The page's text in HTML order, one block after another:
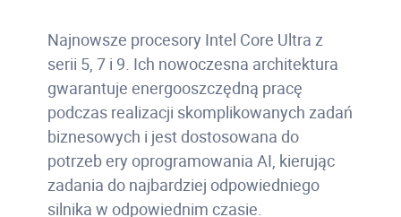
Najnowsze procesory Intel Core Ultra z
serii 5, 7 i 9. Ich nowoczesna architektura
gwarantuje energooszczędną pracę
podczas realizacji skomplikowanych zadań
biznesowych i jest dostosowana do
potrzeb ery oprogramowania AI, kierując
zadania do najbardziej odpowiedniego
silnika w odpowiednim czasie.